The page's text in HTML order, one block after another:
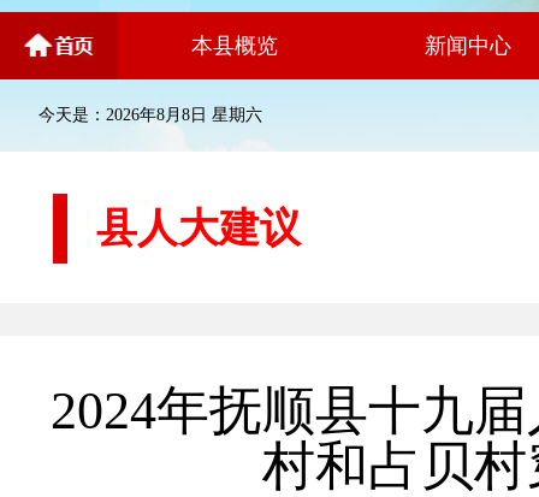
本县概览 新闻中心
今天是：2026年8月8日 星期六
县人大建议
2024年抚顺县十九
村和占贝